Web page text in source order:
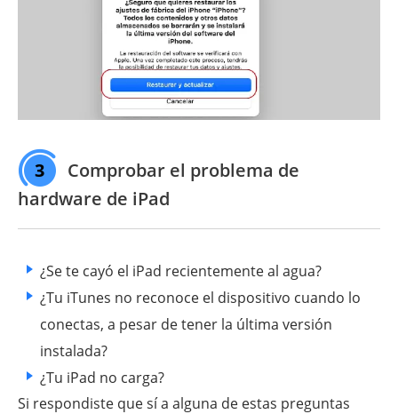
3
Comprobar el problema de
hardware de iPad
¿Se te cayó el iPad recientemente al agua?
¿Tu iTunes no reconoce el dispositivo cuando lo
conectas, a pesar de tener la última versión
instalada?
¿Tu iPad no carga?
Si respondiste que sí a alguna de estas preguntas